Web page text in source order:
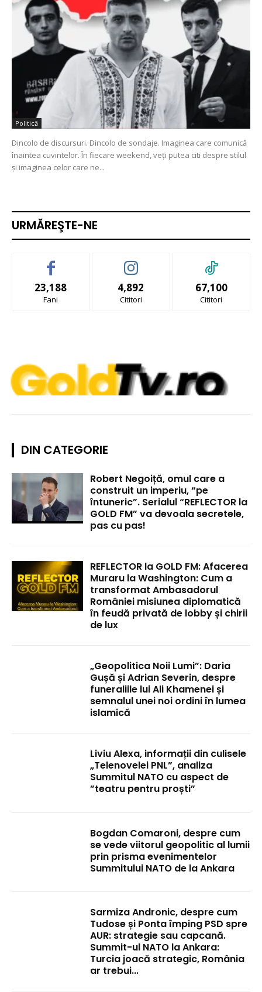
Politică
Dincolo de discursuri. Dincolo de sondaje. Imaginea care comunică
înaintea cuvintelor. În fiecare weekend, veți putea citi despre stilul
și imaginea celor care ne...
URMĂREŞTE-NE
23,188
Fani
4,892
Cititori
67,100
Cititori
DIN CATEGORIE
Robert Negoiță, omul care a
construit un imperiu, “pe
întuneric”. Serialul “REFLECTOR la
GOLD FM” va devoala secretele,
pas cu pas!
REFLECTOR la GOLD FM: Afacerea
Muraru la Washington: Cum a
transformat Ambasadorul
României misiunea diplomatică
în feudă privată de lobby și chirii
de lux
„Geopolitica Noii Lumi”: Daria
Gușă și Adrian Severin, despre
funeraliile lui Ali Khamenei și
semnalul unei noi ordini în lumea
islamică
Liviu Alexa, informații din culisele
„Telenovelei PNL”, analiza
Summitul NATO cu aspect de
”teatru pentru proști”
Bogdan Comaroni, despre cum
se vede viitorul geopolitic al lumii
prin prisma evenimentelor
Summitului NATO de la Ankara
Sarmiza Andronic, despre cum
Tudose și Ponta împing PSD spre
AUR: strategie sau capcană.
Summit-ul NATO la Ankara:
Turcia joacă strategic, România
ar trebui...